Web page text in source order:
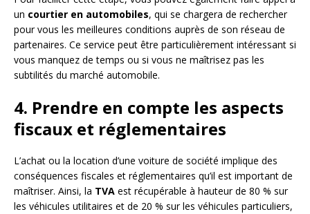
un courtier en automobiles, qui se chargera de rechercher
pour vous les meilleures conditions auprès de son réseau de
partenaires. Ce service peut être particulièrement intéressant si
vous manquez de temps ou si vous ne maîtrisez pas les
subtilités du marché automobile.
4. Prendre en compte les aspects
fiscaux et réglementaires
L’achat ou la location d’une voiture de société implique des
conséquences fiscales et réglementaires qu’il est important de
maîtriser. Ainsi, la TVA est récupérable à hauteur de 80 % sur
les véhicules utilitaires et de 20 % sur les véhicules particuliers,